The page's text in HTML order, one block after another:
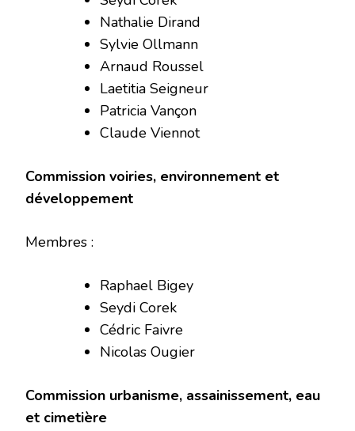
Nathalie Dirand
Sylvie Ollmann
Arnaud Roussel
Laetitia Seigneur
Patricia Vançon
Claude Viennot
Commission voiries, environnement et
développement
Membres :
Raphael Bigey
Seydi Corek
Cédric Faivre
Nicolas Ougier
Commission urbanisme, assainissement, eau
et cimetière